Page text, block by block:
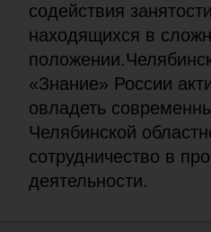
содействия
находящихся в
«Знание» России
овладеть
Челябинской
сотрудничество в
деятельности.